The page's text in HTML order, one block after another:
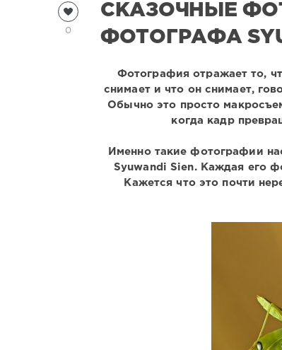
СКАЗОЧНЫЕ
ФОТОГРАФА
0
Фотография отражает то,
снимает и что он снимает,
Обычно это просто
когда кадр
Именно такие фотографии
Syuwandi Sien. Каждая его
Кажется что это почти